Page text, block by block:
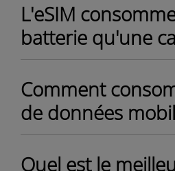
L'eSIM
batterie qu'une
Comment
de données
Quel est le